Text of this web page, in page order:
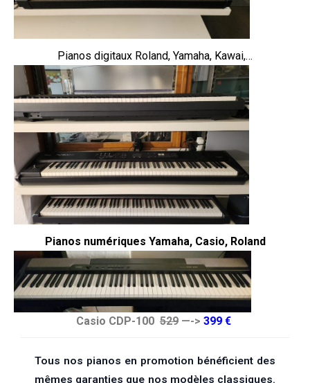
Pianos digitaux Roland, Yamaha, Kawai,…
Pianos numériques Yamaha, Casio, Roland
Casio CDP-100 529 —-> 399 €
Tous nos pianos en promotion bénéficient des
mêmes garanties que nos modèles classiques.